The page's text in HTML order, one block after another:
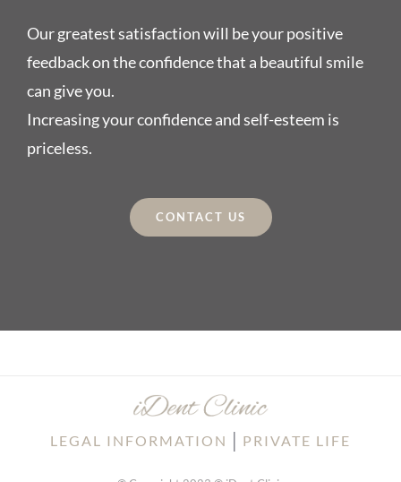
Our greatest satisfaction will be your positive
feedback on the confidence that a beautiful smile
can give you.
Increasing your confidence and self-esteem is
priceless.
CONTACT US
LEGAL INFORMATION PRIVATE LIFE